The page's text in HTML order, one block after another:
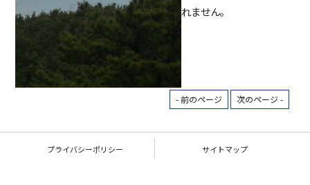
れません。
- 前のページ 次のページ -
プライバシーポリシー サイトマップ